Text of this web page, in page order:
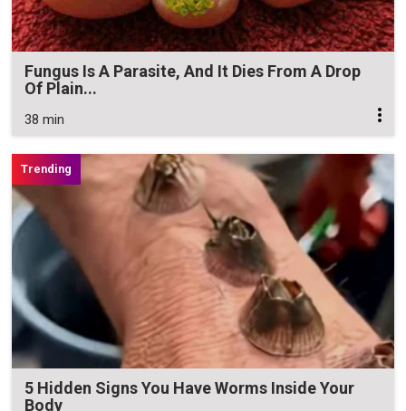
Fungus Is A Parasite, And It Dies From A Drop
Of Plain...
38 min
5 Hidden Signs You Have Worms Inside Your
Body